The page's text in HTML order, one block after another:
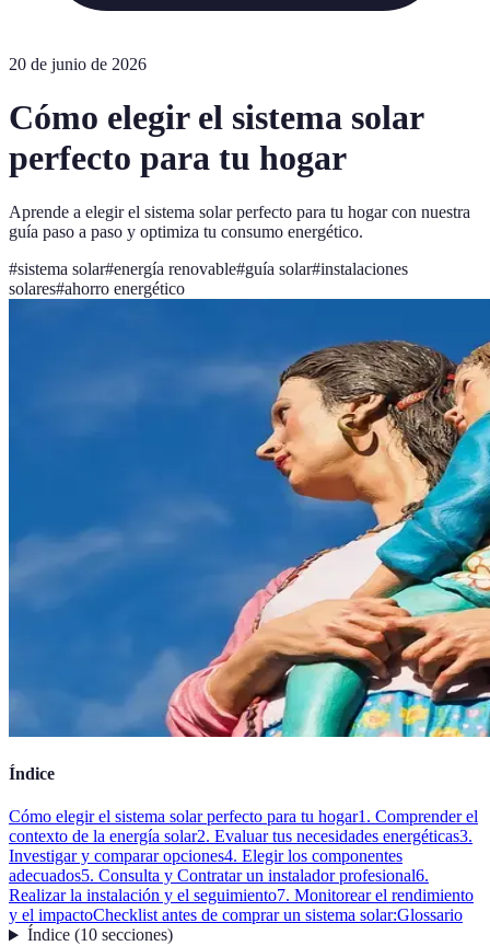
20 de junio de 2026
Cómo elegir el sistema solar
perfecto para tu hogar
Aprende a elegir el sistema solar perfecto para tu hogar con nuestra
guía paso a paso y optimiza tu consumo energético.
#sistema solar#energía renovable#guía solar#instalaciones
solares#ahorro energético
Índice
Cómo elegir el sistema solar perfecto para tu hogar1. Comprender el
contexto de la energía solar2. Evaluar tus necesidades energéticas3.
Investigar y comparar opciones4. Elegir los componentes
adecuados5. Consulta y Contratar un instalador profesional6.
Realizar la instalación y el seguimiento7. Monitorear el rendimiento
y el impactoChecklist antes de comprar un sistema solar:Glossario
Índice(10 secciones)